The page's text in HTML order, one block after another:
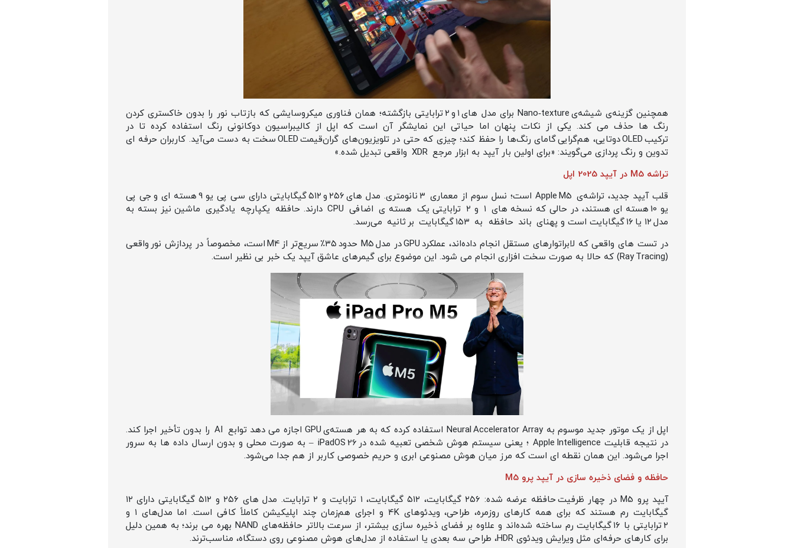
همچنین گزینه‌ی شیشه‌ی Nano‑texture برای مدل‌ های ۱ و ۲ ترابایتی بازگشته؛ همان فناوری میکروسایشی که بازتاب نور را بدون خاکستری‌ کردن
رنگ‌ ها حذف می‌ کند. یکی از نکات پنهان اما حیاتی این نمایشگر آن است که اپل از کالیبراسیون دوکانونی رنگ استفاده کرده تا در
ترکیب OLED دوتایی، هم‌گرایی گامای رنگ‌ها را حفظ کند؛ چیزی که حتی در تلویزیون‌های گران‌قیمت OLED سخت به دست می‌آید. کاربران حرفه‌ ای
تدوین و رنگ‌ پردازی می‌گویند: «برای اولین بار آیپد به ابزار مرجع XDR واقعی تبدیل شده.»
تراشه M5 در آیپد 2025 اپل
قلب آیپد جدید، تراشه‌ی Apple M5 است؛ نسل سوم از معماری ۳ نانومتری. مدل‌ های ۲۵۶ و ۵۱۲ گیگابایتی دارای سی پی یو 9 هسته‌ ای و جی پی
یو 10 هسته‌ ای هستند، در حالی که نسخه‌ های ۱ و ۲ ترابایتی یک هسته‌ ی اضافی CPU دارند. حافظه‌ یکپارچه یادگیری ماشین نیز بسته به
مدل ۱۲ یا ۱۶ گیگابایت است و پهنای باند حافظه به ۱۵۳ گیگابایت بر ثانیه می‌رسد.
در تست‌ های واقعی که لابراتوارهای مستقل انجام داده‌اند، عملکرد GPU در مدل M5 حدود ۳۵٪ سریع‌تر از M4 است، مخصوصاً در پردازش نور واقعی
(Ray Tracing) که حالا به صورت سخت‌ افزاری انجام می‌ شود. این موضوع برای گیمرهای عاشق آیپد یک خبر بی نظیر است.
اپل از یک موتور جدید موسوم به Neural Accelerator Array استفاده کرده که به هر هسته‌ی GPU اجازه می‌ دهد توابع AI را بدون تأخیر اجرا کند.
در نتیجه قابلیت Apple Intelligence ؛ یعنی سیستم هوش شخصی تعبیه‌ شده در iPadOS 26 – به‌ صورت محلی و بدون ارسال داده‌ ها به سرور
اجرا می‌شود. این همان نقطه‌ ای است که مرز میان هوش مصنوعی ابری و حریم خصوصی کاربر از هم جدا می‌شود.
حافظه و فضای ذخیره سازی در آیپد پرو M5
آیپد پرو M5 در چهار ظرفیت حافظه عرضه شده: ۲۵۶ گیگابایت، ۵۱۲ گیگابایت، ۱ ترابایت و ۲ ترابایت. مدل‌ های ۲۵۶ و ۵۱۲ گیگابایتی دارای ۱۲
گیگابایت رم هستند که برای همه کارهای روزمره، طراحی، ویدئوهای 4K و اجرای هم‌زمان چند اپلیکیشن کاملاً کافی است. اما مدل‌های ۱ و
۲ ترابایتی با ۱۶ گیگابایت رم ساخته شده‌اند و علاوه بر فضای ذخیره‌ سازی بیشتر، از سرعت بالاتر حافظه‌های NAND بهره می‌ برند؛ به همین دلیل
برای کارهای حرفه‌ای مثل ویرایش ویدئوی HDR، طراحی سه‌ بعدی یا استفاده از مدل‌های هوش مصنوعی روی دستگاه، مناسب‌ترند.